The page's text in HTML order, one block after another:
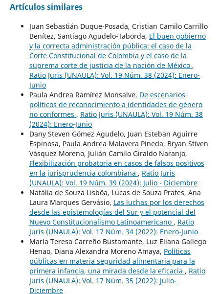
Artículos similares
Juan Sebastián Duque-Posada, Cristian Camilo Carrillo
Benítez, Santiago Agudelo-Taborda, El buen gobierno
y la correcta administración pública: el caso de la
Corte Constitucional de Colombia y el caso de la
suprema corte de justicia de la nación de México ,
Ratio Juris (UNAULA): Vol. 19 Núm. 38 (2024): Enero-
Junio
Paula Andrea Ramírez Monsalve, De escenarios
políticos de reconocimiento a identidades de género
no conformes , Ratio Juris (UNAULA): Vol. 19 Núm. 38
(2024): Enero-Junio
Dany Steven Gómez Agudelo, Juan Esteban Aguirre
Espinosa, Paula Andrea Malavera Pineda, Bryan Stiven
Vásquez Moreno, Julián Camilo Giraldo Naranjo,
Flexibilización probatoria en casos de falsos positivos
en la jurisprudencia colombiana , Ratio Juris
(UNAULA): Vol. 19 Núm. 39 (2024): Julio - Diciembre
Natália de Souza Lisbôa, Lucas de Souza Prates, Ana
Laura Marques Gervásio, Las luchas por los derechos
desde las epistemologías del Sur y el potencial del
Nuevo Constitucionalismo Latinoamericano , Ratio
Juris (UNAULA): Vol. 17 Núm. 34 (2022): Enero-Junio
María Teresa Carreño Bustamante, Luz Eliana Gallego
Henao, Diana Alexandra Moreno Amaya, Políticas
públicas en materia seguridad alimentaria para la
primera infancia, una mirada desde la eficacia , Ratio
Juris (UNAULA): Vol. 17 Núm. 35 (2022): Julio-
Diciembre